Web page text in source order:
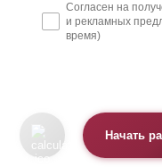
Согласен на
и рекламных
время)
Начать